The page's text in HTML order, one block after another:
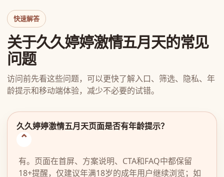
快速解答
关于久久婷婷激情五月天的常见
问题
访问前先看这些问题，可以更快了解入口、筛选、隐私、年
龄提示和移动端体验，减少不必要的试错。
久久婷婷激情五月天页面是否有年龄提示？
有。页面在首屏、方案说明、CTA和FAQ中都保留
18+提醒，仅建议年满18岁的成年用户继续浏览；如